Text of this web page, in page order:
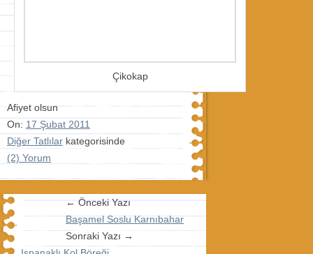
Çikokap
Afiyet olsun
On: 17 Şubat 2011
Diğer Tatlılar kategorisinde
(2) Yorum
← Önceki Yazı
Başamel Soslu Karnıbahar
Sonraki Yazı →